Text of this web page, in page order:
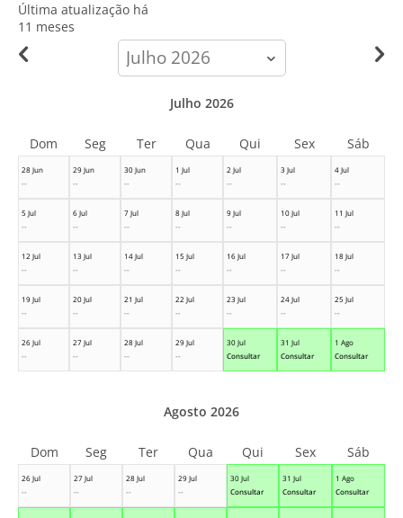
Última atualização há
11 meses
calendar-
month
28 Jun
--
29 Jun
--
30 Jun
--
1 Jul
--
2 Jul
--
3 Jul
--
4 Jul
--
5 Jul
--
6 Jul
--
7 Jul
--
8 Jul
--
9 Jul
--
10 Jul
--
11 Jul
--
12 Jul
--
13 Jul
--
14 Jul
--
15 Jul
--
16 Jul
--
17 Jul
--
18 Jul
--
19 Jul
--
20 Jul
--
21 Jul
--
22 Jul
--
23 Jul
--
24 Jul
--
25 Jul
--
26 Jul
--
27 Jul
--
28 Jul
--
29 Jul
--
30 Jul
Consultar
31 Jul
Consultar
1 Ago
Consultar
Julho 2026
Dom Seg Ter Qua Qui Sex Sáb
26 Jul
--
27 Jul
--
28 Jul
--
29 Jul
--
30 Jul
Consultar
31 Jul
Consultar
1 Ago
Consultar
Agosto 2026
Dom Seg Ter Qua Qui Sex Sáb